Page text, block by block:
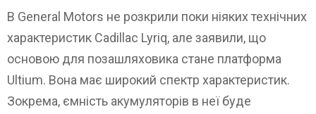
В General Motors не розкрили поки ніяких технічних
характеристик Cadillac Lyriq, але заявили, що
основою для позашляховика стане платформа
Ultium. Вона має широкий спектр характеристик.
Зокрема, ємність акумуляторів в неї буде